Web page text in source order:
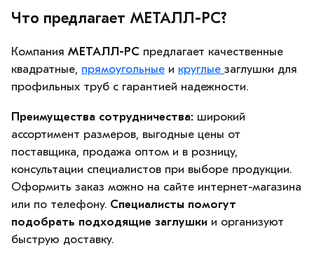
Что предлагает МЕТАЛЛ-РС?
Компания МЕТАЛЛ-РС предлагает качественные
квадратные, прямоугольные и круглые заглушки для
профильных труб с гарантией надежности.
Преимущества сотрудничества: широкий
ассортимент размеров, выгодные цены от
поставщика, продажа оптом и в розницу,
консультации специалистов при выборе продукции.
Оформить заказ можно на сайте интернет-магазина
или по телефону. Специалисты помогут
подобрать подходящие заглушки и организуют
быструю доставку.